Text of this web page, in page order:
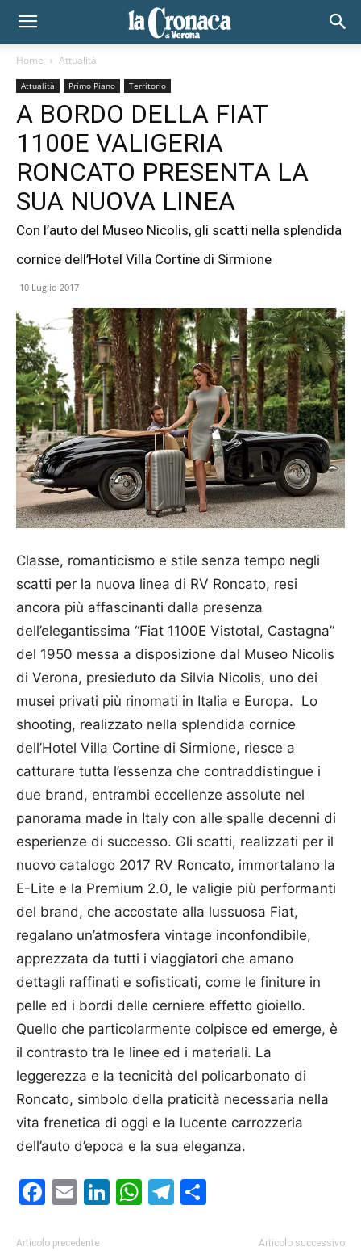
Home Attualità
Attualità Primo Piano Territorio
A BORDO DELLA FIAT
1100E VALIGERIA
RONCATO PRESENTA LA
SUA NUOVA LINEA
Con l’auto del Museo Nicolis, gli scatti nella splendida
cornice dell’Hotel Villa Cortine di Sirmione
10 Luglio 2017
Classe, romanticismo e stile senza tempo negli
scatti per la nuova linea di RV Roncato, resi
ancora più affascinanti dalla presenza
dell’elegantissima “Fiat 1100E Vistotal, Castagna”
del 1950 messa a disposizione dal Museo Nicolis
di Verona, presieduto da Silvia Nicolis, uno dei
musei privati più rinomati in Italia e Europa. Lo
shooting, realizzato nella splendida cornice
dell’Hotel Villa Cortine di Sirmione, riesce a
catturare tutta l’essenza che contraddistingue i
due brand, en­trambi eccellenze assolute nel
panorama made in Italy con alle spalle decenni di
esperienze di successo. Gli scatti, realizzati per il
nuovo catalogo 2017 RV Roncato, immortalano la
E-Lite e la Premium 2.0, le valigie più performanti
del brand, che accostate alla lussuosa Fiat,
regalano un’atmosfera vintage inconfondibile,
apprezzata da tutti i viaggiatori che amano
dettagli raffinati e sofisticati, come le finiture in
pelle ed i bordi delle cerniere effetto gioiello.
Quello che particolarmente colpisce ed emerge, è
il contrasto tra le linee ed i materiali. La
leggerezza e la tecnicità del policarbonato di
Roncato, simbolo della praticità necessaria nella
vita frenetica di oggi e la lucente carrozzeria
dell’auto d’epoca e la sua eleganza.
Facebook
EmailLinkedIn
WhatsApp
Telegram
Articolo precedente Articolo successivo